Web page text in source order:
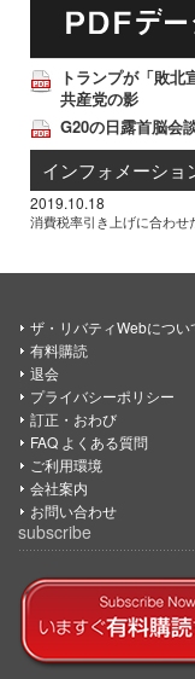
トランプが「敗
共産党の影
G20の日露首脳会
インフォメーショ
2019.10.18
消費税率引き上げに合わせ
ザ・リバティWebについ
有料購読
退会
プライバシーポリシー
訂正・おわび
FAQ よくある質問
ご利用環境
会社案内
お問い合わせ
subscribe